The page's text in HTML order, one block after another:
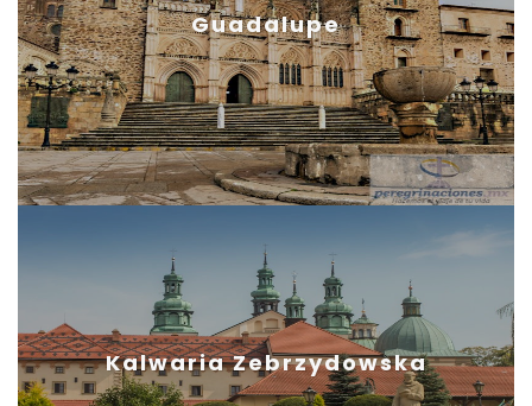
Guadalupe
Kalwaria Zebrzydowska